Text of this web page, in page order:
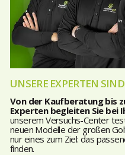
UNSERE EXPERTEN
Von der Kaufberatung bis
Experten begleiten Sie bei
unserem Versuchs-Center
neuen Modelle der großen
nur eines zum Ziel: das
finden.